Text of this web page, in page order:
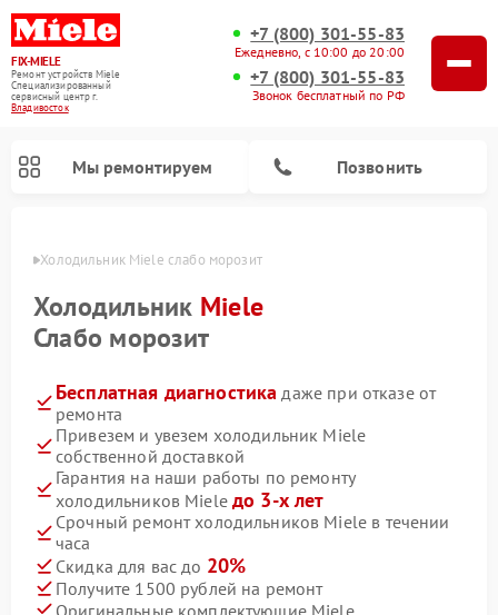
FIX-MIELE
Ремонт устройств Miele
Специализированный
cервисный центр г.
Владивосток
+7 (800) 301-55-83
Ежедневно, с 10:00 до 20:00
+7 (800) 301-55-83
Звонок бесплатный по РФ
Мы ремонтируем Позвонить
Холодильник Miele слабо морозит
Холодильник Miele
Слабо морозит
Бесплатная диагностика даже при отказе от
ремонта
Привезем и увезем холодильник Miele
собственной доставкой
Гарантия на наши работы по ремонту
холодильников Mieleдо 3-х лет
Срочный ремонт холодильников Miele в течении
часа
Скидка для вас до 20%
Получите 1500 рублей на ремонт
Оригинальные комплектующие Miele